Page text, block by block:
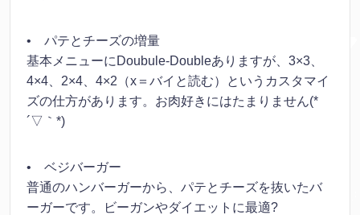
• パテとチーズの増量
基本メニューにDoubule-Doubleありますが、3×3、
4×4、2×4、4×2（x＝バイと読む）というカスタマイ
ズの仕方があります。お肉好きにはたまりません(*
´▽｀*)
• ベジバーガー
普通のハンバーガーから、パテとチーズを抜いたバ
ーガーです。ビーガンやダイエットに最適?